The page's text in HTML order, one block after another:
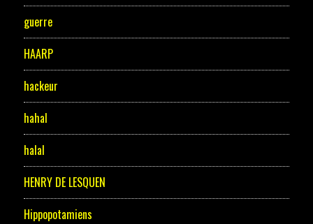
guerre
HAARP
hackeur
hahal
halal
HENRY DE LESQUEN
Hippopotamiens